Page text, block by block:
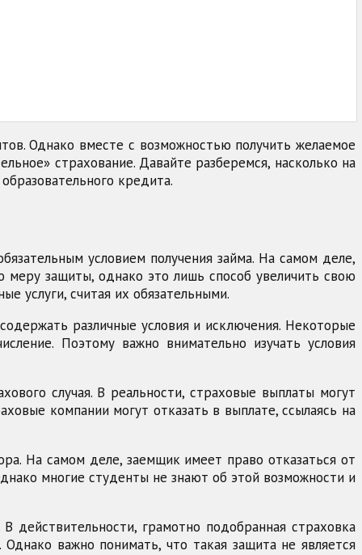
Однако вместе с возможностью получить желаемое
страхование. Давайте разберемся, насколько на
кредита.
условием получения займа. На самом деле,
меру защиты, однако это лишь способ увеличить свою
услуги, считая их обязательными.
различные условия и исключения. Некоторые
Поэтому важно внимательно изучать условия
случая. В реальности, страховые выплаты могут
компании могут отказать в выплате, ссылаясь на
На самом деле, заемщик имеет право отказаться от
многие студенты не знают об этой возможности и
действительности, грамотно подобранная страховка
важно понимать, что такая защита не является